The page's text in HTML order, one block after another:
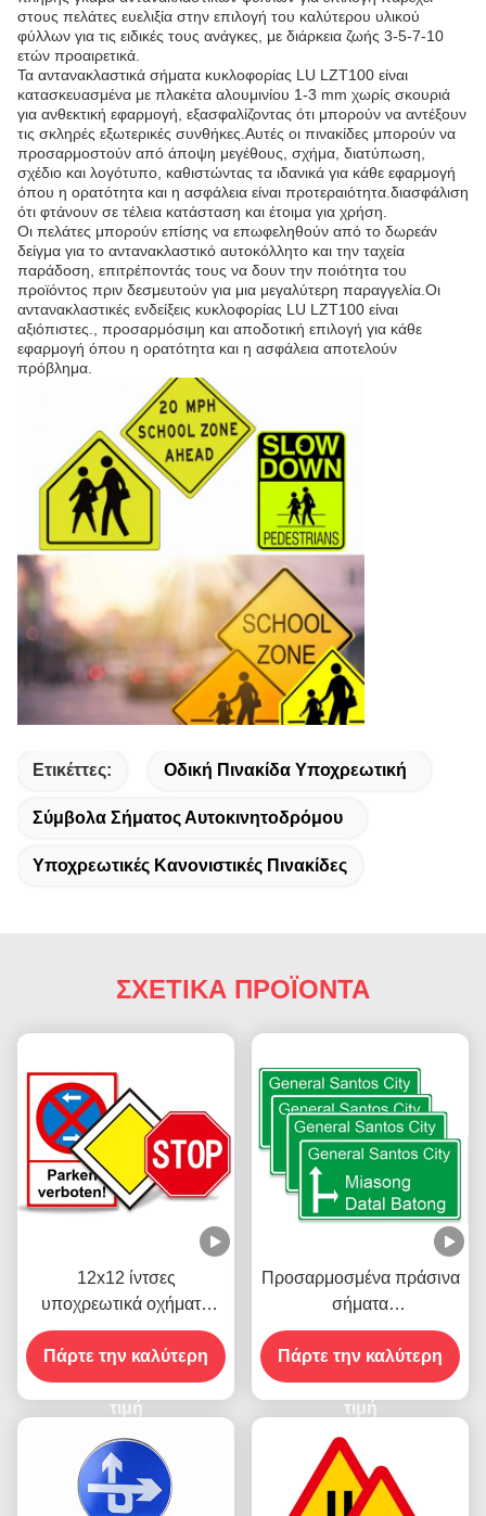
στους πελάτες ευελιξία στην επιλογή του καλύτερου υλικού
φύλλων για τις ειδικές τους ανάγκες, με διάρκεια ζωής 3-5-7-10
ετών προαιρετικά.
Τα αντανακλαστικά σήματα κυκλοφορίας LU LZT100 είναι
κατασκευασμένα με πλακέτα αλουμινίου 1-3 mm χωρίς σκουριά
για ανθεκτική εφαρμογή, εξασφαλίζοντας ότι μπορούν να αντέξουν
τις σκληρές εξωτερικές συνθήκες.Αυτές οι πινακίδες μπορούν να
προσαρμοστούν από άποψη μεγέθους, σχήμα, διατύπωση,
σχέδιο και λογότυπο, καθιστώντας τα ιδανικά για κάθε εφαρμογή
όπου η ορατότητα και η ασφάλεια είναι προτεραιότητα.διασφάλιση
ότι φτάνουν σε τέλεια κατάσταση και έτοιμα για χρήση.
Οι πελάτες μπορούν επίσης να επωφεληθούν από το δωρεάν
δείγμα για το αντανακλαστικό αυτοκόλλητο και την ταχεία
παράδοση, επιτρέποντάς τους να δουν την ποιότητα του
προϊόντος πριν δεσμευτούν για μια μεγαλύτερη παραγγελία.Οι
αντανακλαστικές ενδείξεις κυκλοφορίας LU LZT100 είναι
αξιόπιστες., προσαρμόσιμη και αποδοτική επιλογή για κάθε
εφαρμογή όπου η ορατότητα και η ασφάλεια αποτελούν
πρόβλημα.
Ετικέττες: Οδική Πινακίδα Υποχρεωτική
Σύμβολα Σήματος Αυτοκινητοδρόμου
Υποχρεωτικές Κανονιστικές Πινακίδες
ΣΧΕΤΙΚΑ ΠΡΟΪΟΝΤΑ
12x12 ίντσες
υποχρεωτικά οχήματα
αντανακλαστικά σήματα
κυκλοφορίας Σταματήστε
για το δρόμο
Πάρτε την καλύτερη
τιμή
Προσαρμοσμένα πράσινα
σήματα
αυτοκινητοδρόμων
Πάρτε την καλύτερη
τιμή